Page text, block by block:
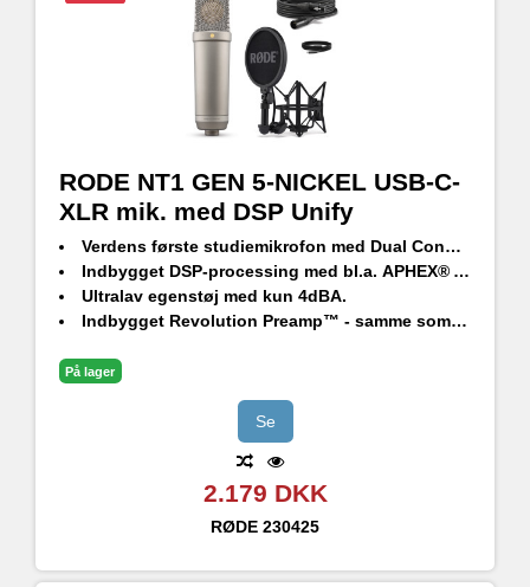
RODE NT1 GEN 5-NICKEL USB-C-
XLR mik. med DSP Unify
Verdens første studiemikrofon med Dual Connect XLR/USB-C
Indbygget DSP-processing med bl.a. APHEX® Aural Exciter™
Ultralav egenstøj med kun 4dBA.
Indbygget Revolution Preamp™ - samme som i Rødecaster Pro II
På lager
Se
2.179 DKK
RØDE 230425